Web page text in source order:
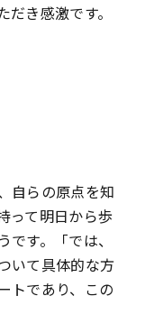
き感激です。
自らの原点を知
って明日から歩
す。「では、
いて具体的な方
トであり、この